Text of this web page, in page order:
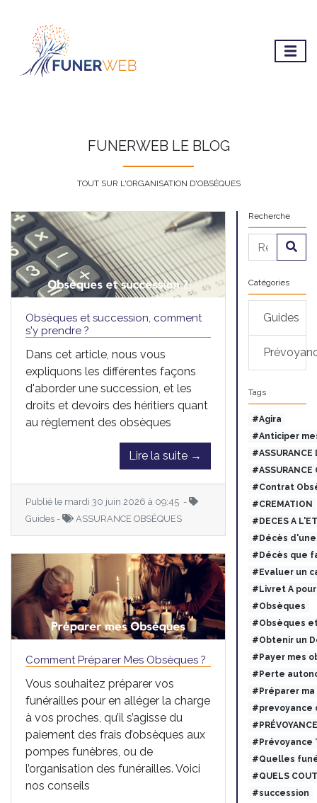
FUNERWEB LE BLOG
TOUT SUR L'ORGANISATION D'OBSÈQUES
Obsèques et succession, comment
s'y prendre ?
Dans cet article, nous vous
expliquons les différentes façons
d'aborder une succession, et les
droits et devoirs des héritiers quant
au règlement des obsèques
Lire la suite →
Publié le mardi 30 juin 2026 à 09:45 -
Guides -
ASSURANCE OBSÈQUES
Comment Préparer Mes Obsèques ?
Vous souhaitez préparer vos
funérailles pour en alléger la charge
à vos proches, qu’il s’agisse du
paiement des frais d’obsèques aux
pompes funèbres, ou de
l’organisation des funérailles. Voici
nos conseils
Recherche
Catégories
Guides
Tags
#Agira
#Anticiper
#ASSURANCE
#ASSURANCE
#Contrat
#CREMATION
#DECES A
#Décès
#Décès que
#Evaluer un
#Livret A
#Obsèques
#Obsèques
#Obtenir un
#Payer mes
#Perte
#Préparer ma
#prevoyance
#Prévoyance
#Quelles
#QUELS
#succession